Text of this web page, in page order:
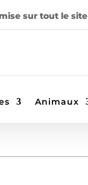
sur tout le site
Animaux